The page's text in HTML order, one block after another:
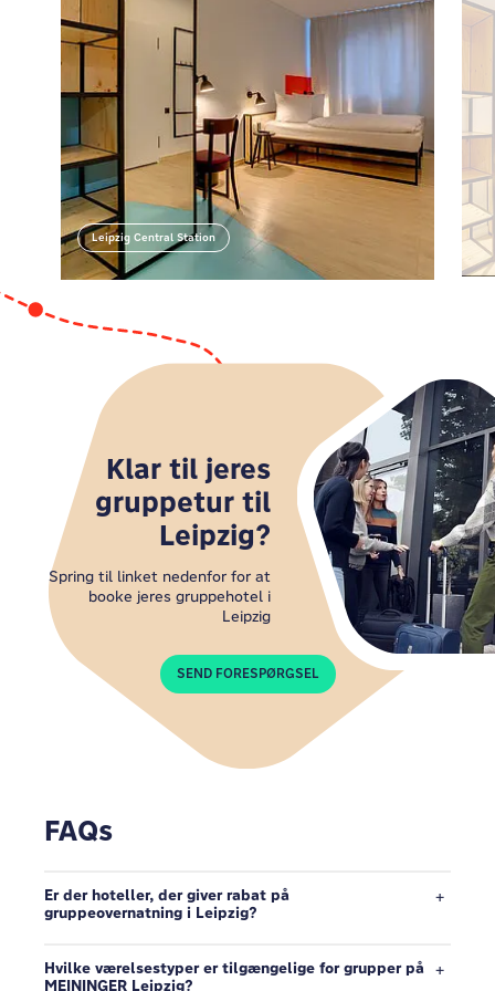
Leipzig Central Station
Leipzig Central Station
Klar til jeres
gruppetur til
Leipzig?
Spring til linket nedenfor for at
booke jeres gruppehotel i
Leipzig
SEND FORESPØRGSEL
FAQs
Er der hoteller, der giver rabat på
gruppeovernatning i Leipzig?
Hvilke værelsestyper er tilgængelige for grupper på
MEININGER Leipzig?